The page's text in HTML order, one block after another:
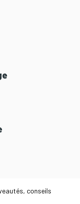
conseils